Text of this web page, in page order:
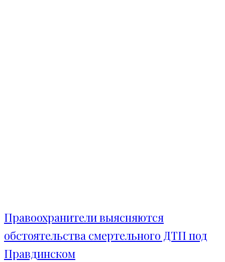
Правоохранители выясняются
обстоятельства смертельного ДТП под
Правдинском